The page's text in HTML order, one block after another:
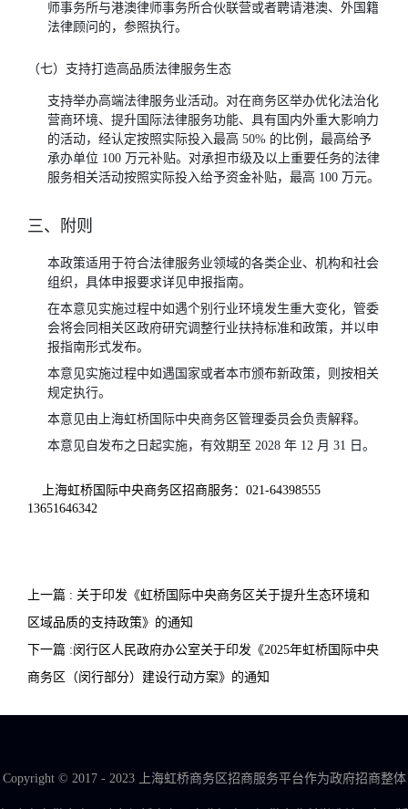
师事务所与港澳律师事务所合伙联营或者聘请港澳、外国籍
法律顾问的，参照执行。
（七）支持打造高品质法律服务生态
支持举办高端法律服务业活动。对在商务区举办优化法治化
营商环境、提升国际法律服务功能、具有国内外重大影响力
的活动，经认定按照实际投入最高 50% 的比例，最高给予
承办单位 100 万元补贴。对承担市级及以上重要任务的法律
服务相关活动按照实际投入给予资金补贴，最高 100 万元。
三、附则
本政策适用于符合法律服务业领域的各类企业、机构和社会
组织，具体申报要求详见申报指南。
在本意见实施过程中如遇个别行业环境发生重大变化，管委
会将会同相关区政府研究调整行业扶持标准和政策，并以申
报指南形式发布。
本意见实施过程中如遇国家或者本市颁布新政策，则按相关
规定执行。
本意见由上海虹桥国际中央商务区管理委员会负责解释。
本意见自发布之日起实施，有效期至 2028 年 12 月 31 日。
上海虹桥国际中央商务区招商服务：021-64398555
13651646342
上一篇 : 关于印发《虹桥国际中央商务区关于提升生态环境和
区域品质的支持政策》的通知
下一篇 :闵行区人民政府办公室关于印发《2025年虹桥国际中央
商务区（闵行部分）建设行动方案》的通知
Copyright © 2017 - 2023 上海虹桥商务区招商服务平台作为政府招商整体